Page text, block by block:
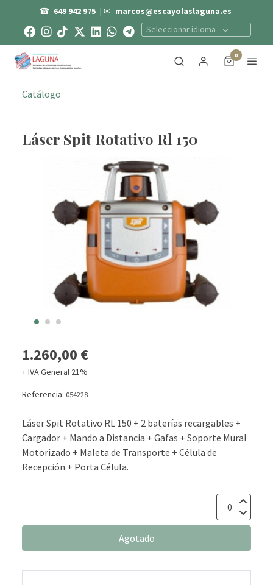
☎ 649 942 975 | ✉ marcos@escayolaslaguna.es
Seleccionar idioma
0
Catálogo
Láser Spit Rotativo Rl 150
1.260,00 €
+ IVA General 21%
Referencia: 054228
Láser Spit Rotativo RL 150 + 2 baterías recargables +
Cargador + Mando a Distancia + Gafas + Soporte Mural
Motorizado + Maleta de Transporte + Célula de
Recepción + Porta Célula.
Agotado